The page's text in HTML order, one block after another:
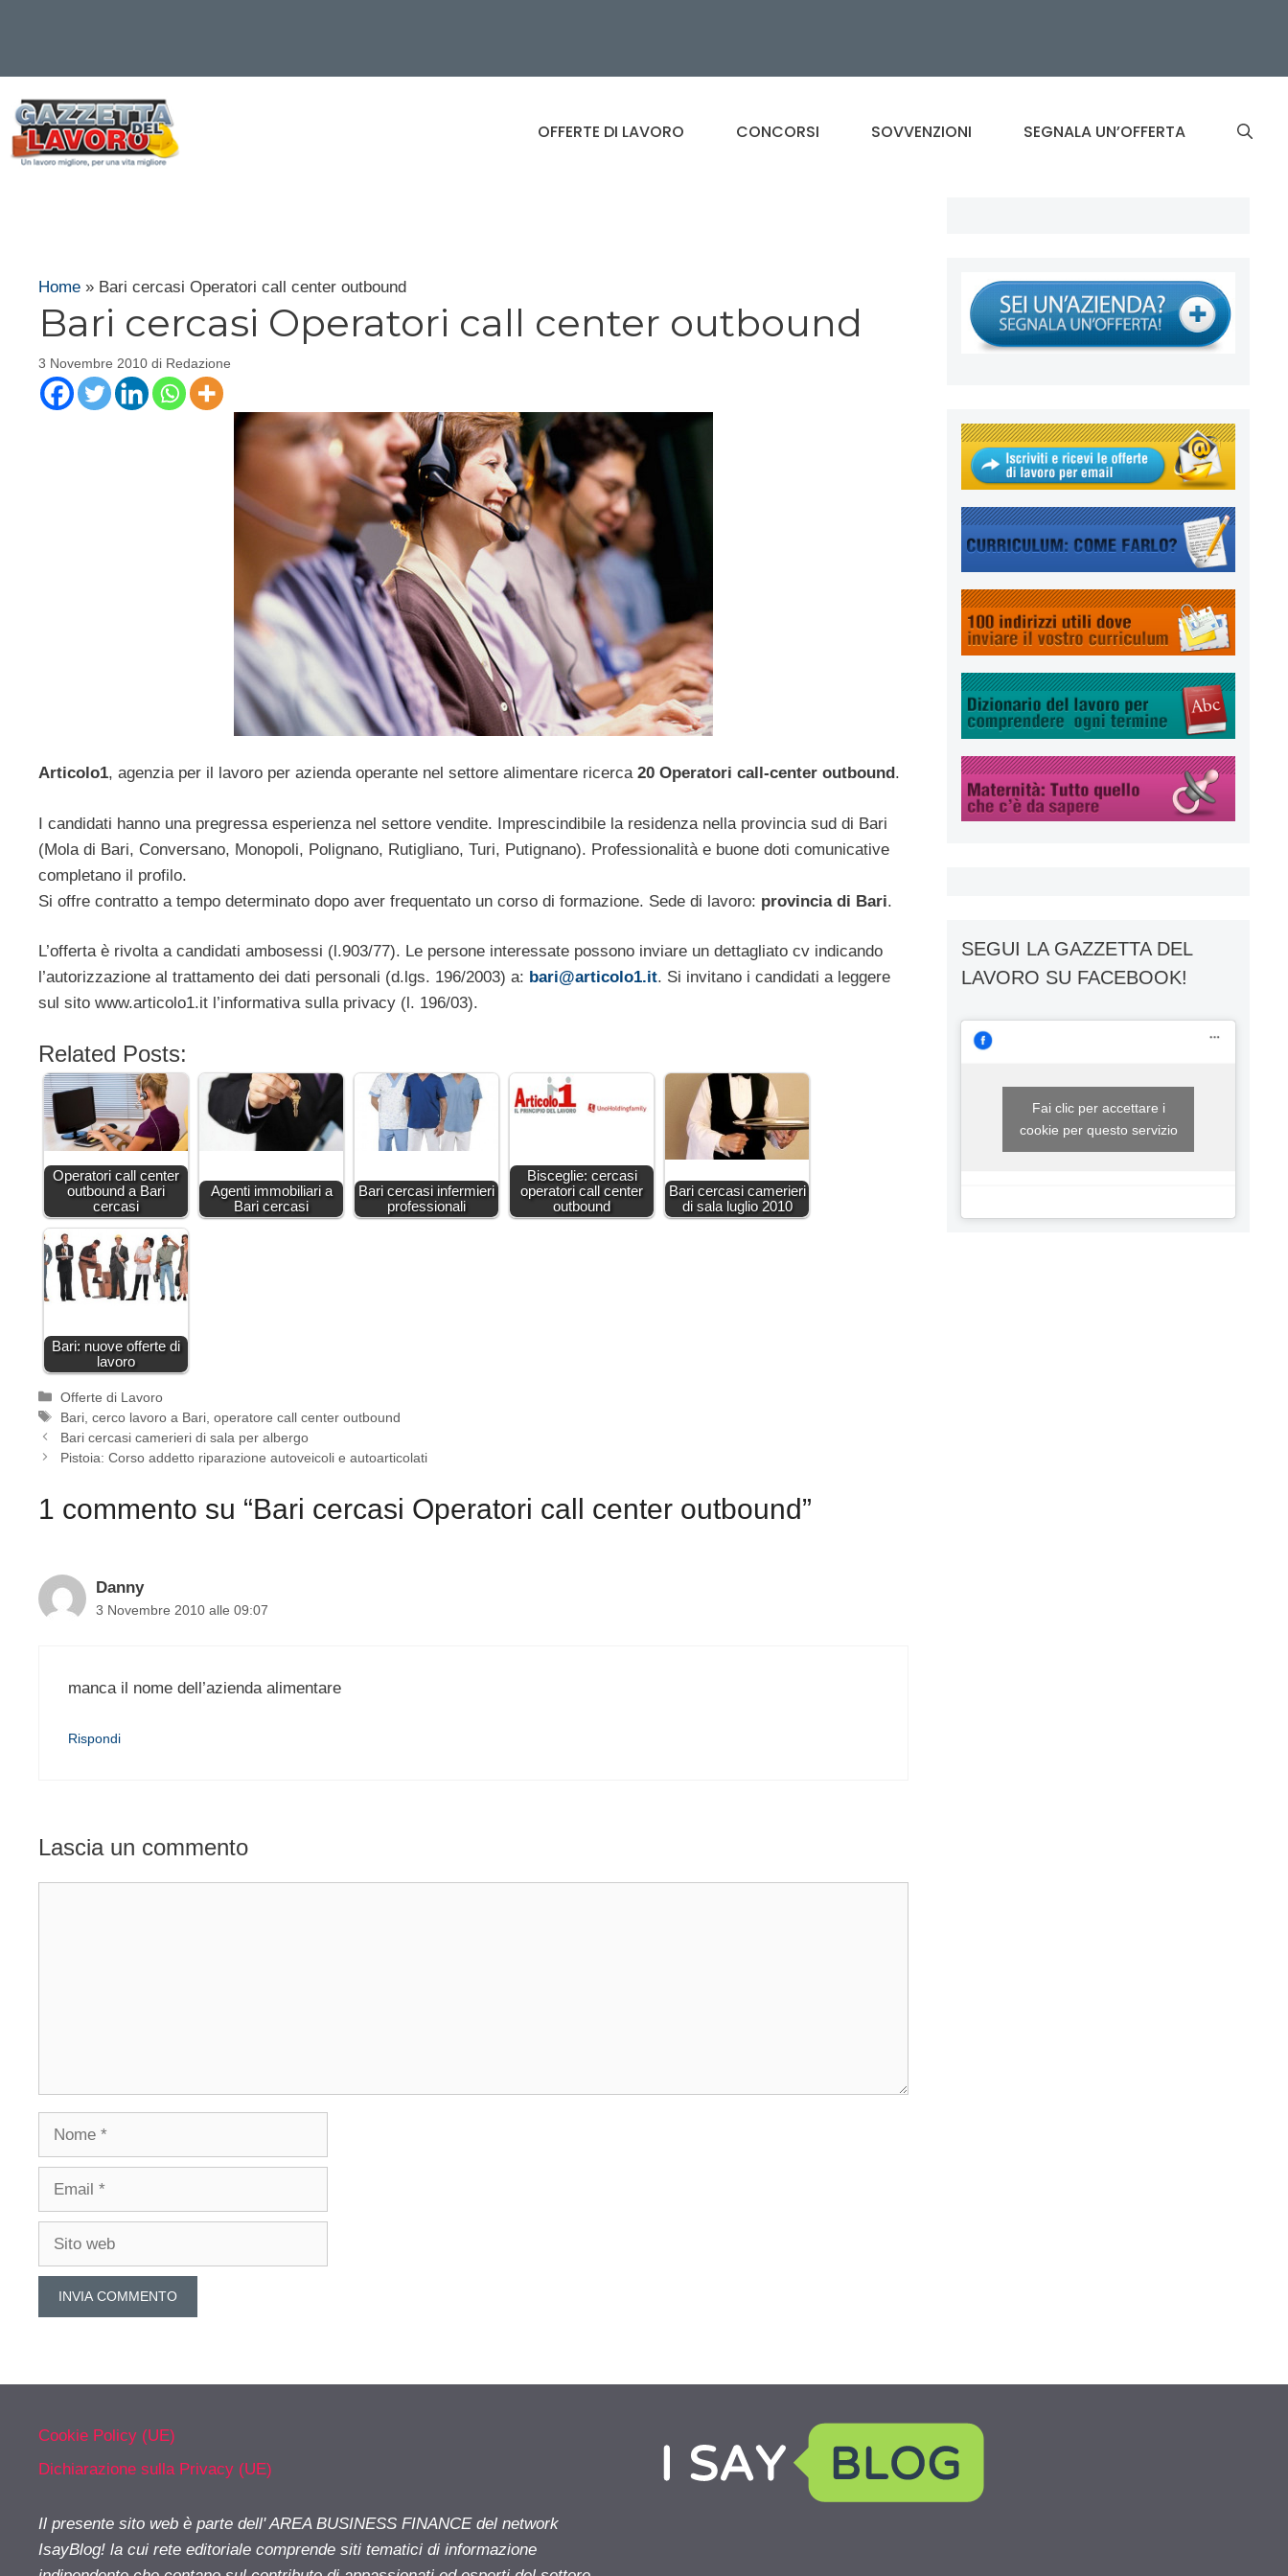
contenuto
OFFERTE DI LAVORO CONCORSI SOVVENZIONI SEGNALA UN’OFFERTA
Home » Bari cercasi Operatori call center outbound
Bari cercasi Operatori call center outbound
3 Novembre 2010 di Redazione
Articolo1, agenzia per il lavoro per azienda operante nel settore alimentare ricerca 20 Operatori call-center outbound.
I candidati hanno una pregressa esperienza nel settore vendite. Imprescindibile la residenza nella provincia sud di Bari
(Mola di Bari, Conversano, Monopoli, Polignano, Rutigliano, Turi, Putignano). Professionalità e buone doti comunicative
completano il profilo.
Si offre contratto a tempo determinato dopo aver frequentato un corso di formazione. Sede di lavoro: provincia di Bari.
L’offerta è rivolta a candidati ambosessi (l.903/77). Le persone interessate possono inviare un dettagliato cv indicando
l’autorizzazione al trattamento dei dati personali (d.lgs. 196/2003) a: bari@articolo1.it. Si invitano i candidati a leggere
sul sito www.articolo1.it l’informativa sulla privacy (l. 196/03).
Related Posts:
Operatori call center
outbound a Bari
cercasi
Agenti immobiliari a
Bari cercasi
Bari cercasi infermieri
professionali
Bisceglie: cercasi
operatori call center
outbound
Bari cercasi camerieri
di sala luglio 2010
Bari: nuove offerte di
lavoro
Categorie
Offerte di Lavoro
Tag
Bari ,cerco lavoro a Bari ,operatore call center outbound
Bari cercasi camerieri di sala per albergo
Pistoia: Corso addetto riparazione autoveicoli e autoarticolati
1 commento su “Bari cercasi Operatori call center outbound”
Danny
3 Novembre 2010 alle 09:07
manca il nome dell’azienda alimentare
Rispondi
Lascia un commento
SEGUI LA GAZZETTA DEL
LAVORO SU FACEBOOK!
Fai clic per accettare i
cookie per questo servizio
Cookie Policy (UE)
Dichiarazione sulla Privacy (UE)
Il presente sito web è parte dell' AREA BUSINESS FINANCE del network
IsayBlog! la cui rete editoriale comprende siti tematici di informazione